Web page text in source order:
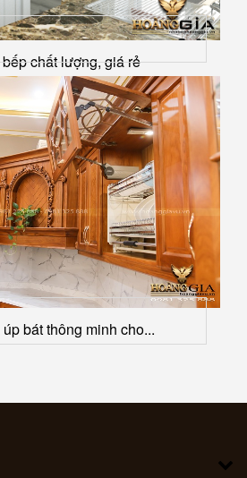
chất lượng, giá rẻ
bát thông minh cho...